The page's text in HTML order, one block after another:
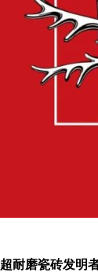
超耐磨瓷砖发明